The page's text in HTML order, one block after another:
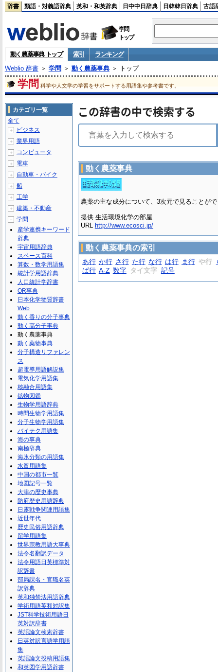
辞書 類語・対義語辞典 英和・和英辞典 日中中日辞典 日韓韓日辞典 古語
学問
トップ
動く農薬事典 トップ 索引
ランキング
Weblio 辞書＞ 学問 ＞ 動く農薬事典＞ トップ
学問 科学や人文学の学習をサポートする用語集や参考書です。
この辞書の中で検索する
動く農薬事典
農薬の主な成分について、3次元で見ることが
提供 生活環境化学の部屋
URL http://www.ecosci.jp/
動く農薬事典の索引
あ行 か行 さ行 た行 な行 は行 ま行 や行
ぱ行 A-Z 数字 タイ文字 記号
カテゴリ一覧
全て
＋ ビジネス
＋ 業界用語
＋ コンピュータ
＋ 電車
＋ 自動車・バイク
＋ 船
＋ 工学
＋ 建築・不動産
－
学問
産学連携キーワード
辞典
宇宙用語辞典
スペース百科
算数・数学用語集
統計学用語辞典
人口統計学辞書
OR事典
日本化学物質辞書
Web
動く香りの分子事典
動く高分子事典
動く農薬事典
動く薬物事典
分子構造リファレン
ス
超電導用語解説集
電気化学用語集
核融合用語集
鉱物図鑑
生物学用語辞典
時間生物学用語集
分子生物学用語集
バイテク用語集
海の事典
南極辞典
海氷分類の用語集
水質用語集
中国の都市一覧
地図記号一覧
大津の歴史事典
防府歴史用語辞典
日露戦争関連用語集
近世年代
歴史民俗用語辞典
留学用語集
世界宗教用語大事典
法令名翻訳データ
法令用語日英標準対
訳辞書
部局課名・官職名英
訳辞典
英和独禁法用語辞典
学術用語英和対訳集
JST科学技術用語日
英対訳辞書
英語論文検索辞書
日英対訳言語学用語
集
英語論文投稿用語集
和英図学用語辞書